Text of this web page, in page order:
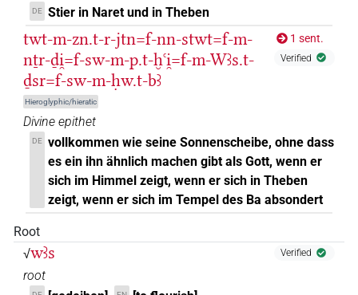
DE Stier in Naret und in Theben
twt-m-zn.t-r-jtn=f-nn-stwt=f-m-
nṯr-ḏi̯=f-sw-m-p.t-ḫꜥi̯=f-m-Wꜣs.t-
ḏsr=f-sw-m-ḥw.t-bꜣ
Hieroglyphic/hieratic
1 sent.
Verified
Divine epithet
DE vollkommen wie seine Sonnenscheibe, ohne dass
es ein ihn ähnlich machen gibt als Gott, wenn er
sich im Himmel zeigt, wenn er sich in Theben
zeigt, wenn er sich im Tempel des Ba absondert
Root
√wꜣs Verified
root